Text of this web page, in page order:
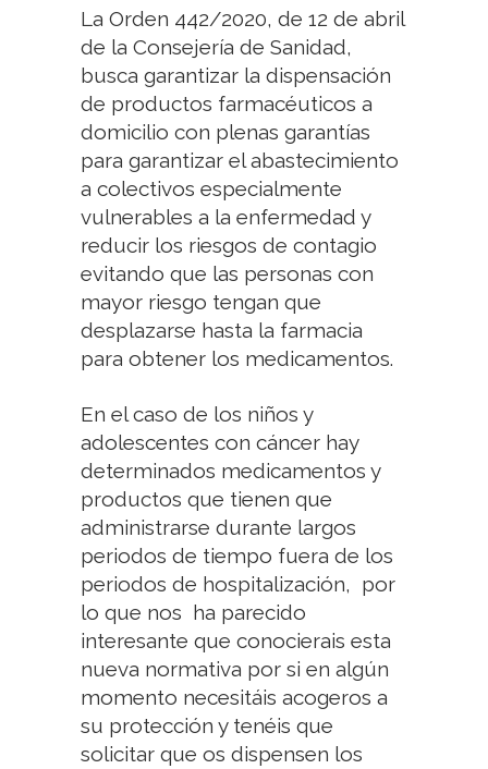
La Orden 442/2020, de 12 de abril
de la Consejería de Sanidad,
busca garantizar la dispensación
de productos farmacéuticos a
domicilio con plenas garantías
para garantizar el abastecimiento
a colectivos especialmente
vulnerables a la enfermedad y
reducir los riesgos de contagio
evitando que las personas con
mayor riesgo tengan que
desplazarse hasta la farmacia
para obtener los medicamentos.
En el caso de los niños y
adolescentes con cáncer hay
determinados medicamentos y
productos que tienen que
administrarse durante largos
periodos de tiempo fuera de los
periodos de hospitalización, por
lo que nos ha parecido
interesante que conocierais esta
nueva normativa por si en algún
momento necesitáis acogeros a
su protección y tenéis que
solicitar que os dispensen los